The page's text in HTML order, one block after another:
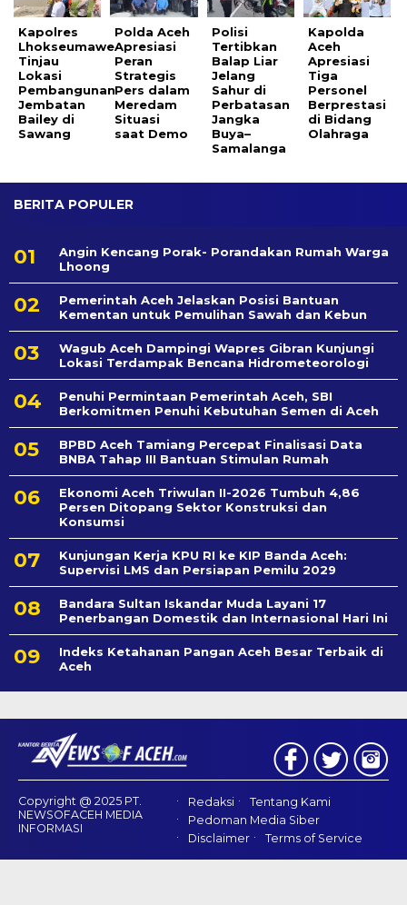
Kapolres
Lhokseumawe
Tinjau
Lokasi
Pembangunan
Jembatan
Bailey di
Sawang
Polda Aceh
Apresiasi
Peran
Strategis
Pers dalam
Meredam
Situasi
saat Demo
Polisi
Tertibkan
Balap Liar
Jelang
Sahur di
Perbatasan
Jangka
Buya–
Samalanga
Kapolda
Aceh
Apresiasi
Tiga
Personel
Berprestasi
di Bidang
Olahraga
BERITA POPULER
Angin Kencang Porak- Porandakan Rumah Warga
Lhoong
Pemerintah Aceh Jelaskan Posisi Bantuan
Kementan untuk Pemulihan Sawah dan Kebun
Wagub Aceh Dampingi Wapres Gibran Kunjungi
Lokasi Terdampak Bencana Hidrometeorologi
Penuhi Permintaan Pemerintah Aceh, SBI
Berkomitmen Penuhi Kebutuhan Semen di Aceh
BPBD Aceh Tamiang Percepat Finalisasi Data
BNBA Tahap III Bantuan Stimulan Rumah
Ekonomi Aceh Triwulan II-2026 Tumbuh 4,86
Persen Ditopang Sektor Konstruksi dan
Konsumsi
Kunjungan Kerja KPU RI ke KIP Banda Aceh:
Supervisi LMS dan Persiapan Pemilu 2029
Bandara Sultan Iskandar Muda Layani 17
Penerbangan Domestik dan Internasional Hari Ini
Indeks Ketahanan Pangan Aceh Besar Terbaik di
Aceh
Copyright @ 2025 PT.
NEWSOFACEH MEDIA
INFORMASI
Redaksi
Tentang Kami
Pedoman Media Siber
Disclaimer
Terms of Service